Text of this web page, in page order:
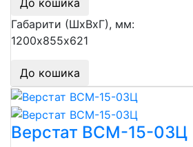
До кошика
Габарити (ШхВхГ), мм:
1200х855х621
До кошика
Верстат ВСМ-15-03Ц